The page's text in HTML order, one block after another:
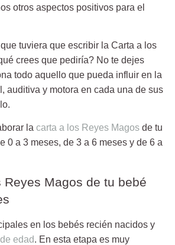
otros aspectos positivos para el
tuviera que escribir la Carta a los
crees que pediría? No te dejes
todo aquello que pueda influir en la
auditiva y motora en cada una de sus
la carta a los Reyes Magos de tu
0 a 3 meses, de 3 a 6 meses y de 6 a
Reyes Magos de tu bebé
en los bebés recién nacidos y
edad. En esta etapa es muy